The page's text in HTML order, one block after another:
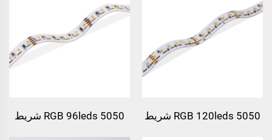
5050 RGB 120leds شريط
5050 RGB 96leds شريط